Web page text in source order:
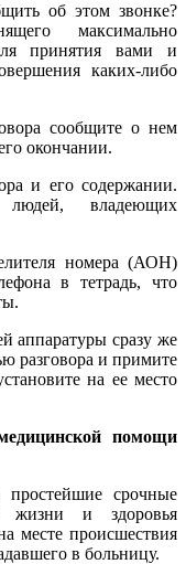
об этом звонке?
максимально
принятия вами и
каких-либо
сообщите о нем
окончании.
и его содержании.
людей, владеющих
номера (АОН)
в тетрадь, что
аппаратуры сразу же
разговора и примите
на ее место
помощи
срочные
жизни и здоровья
месте происшествия
в больницу.